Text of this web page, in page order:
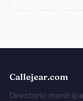
Callejear.com
Directorio